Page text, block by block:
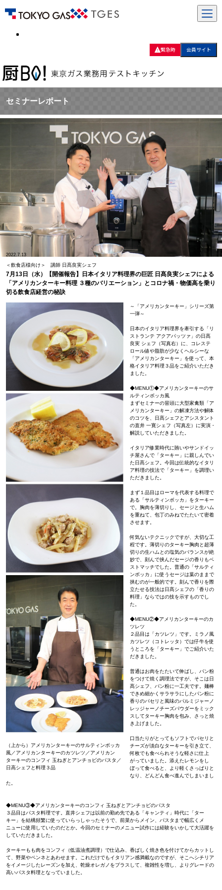
緊急時 会員サイト
セミナーレポート
2022.7.13
＜飲食店様向け＞ 講師 日髙良実シェフ
7月13日（水）【開催報告】日本イタリア料理界の巨匠 日髙良実シェフによる
「アメリカンターキー料理 ３種のバリエーション」とコロナ禍・物価高を乗り
切る飲食店経営の秘訣
（上から）アメリカンターキーのサルティンボッカ
風／アメリカンターキーのカツレツ／アメリカン
ターキーのコンフィ 玉ねぎとアンチョビのパスタ／
日高シェフと料理３品
～「アメリカンターキー」シリーズ第
一弾～
日本のイタリア料理界を牽引する「リ
ストランテ アクアパッツァ」の日髙
良実 シェフ（写真右）に、コレステ
ロール値や脂肪が少なくヘルシーな
「アメリカンターキー」を使って、本
格イタリア料理３品をご紹介いただき
ました。
◆MENU①◆アメリカンターキーのサ
ルティンボッカ風
まずセミナーの冒頭に大型家禽類「ア
メリカンターキー」の解凍方法や解体
のコツを、日髙シェフとアシスタント
の直井 一寛シェフ（写真左）に実演・
解説していただきました。
イタリア修業時代に賄いやサンドイッ
チ屋さんで「ターキー」に親しんでい
た日髙シェフ。今回は伝統的なイタリ
ア料理の技法で「ターキー」を調理い
ただきました。
まず１品目はローマを代表する料理で
ある「サルティンボッカ」をターキー
で。胸肉を薄切りし、セージと生ハム
を重ねて、包丁のみねでたたいて密着
させます。
何気ないテクニックですが、大切な工
程です。薄切りのターキー胸肉と超薄
切りの生ハムとの塩気のバランスが絶
妙で、刻んで挟んだセージの香りもベ
ストマッチでした。普通の「サルティ
ンボッカ」に使うセージは葉のままで
挟むのが一般的です。刻んで香りを際
立たせる技法は日髙シェフの「香りの
料理」ならではの技を示すものでし
た。
◆MENU②◆アメリカンターキーのカ
ツレツ
２品目は「カツレツ」です。ミラノ風
カツレツ（コトレッタ）では仔牛を使
うところを「ターキー」でご紹介いた
だきました。
普通はお肉をたたいて伸ばし、パン粉
をつけて焼く調理法ですが、そこは日
髙シェフ、パン粉に一工夫です。麺棒
できめ細かくサラサラにしたパン粉に
香りのパセリと風味のパルミジャーノ
レッジャーノチーズパウダーをミック
スしてターキー胸肉を包み、さっと焼
き上げました。
口当たりがとってもソフトでパセリと
チーズが淡白なターキーを引き立て、
何枚でも食べられそうな軽さに仕上
がっていました。添えたレモンをし
ぼって食べると、より軽くさっぱりと
なり、どんどん食べ進んでしまいまし
た。
◆MENU③◆アメリカンターキーのコンフィ 玉ねぎとアンチョビのパスタ
３品目はパスタ料理です。直井シェフは以前の勤め先である「キャンティ」時代に「ター
キー」を結構頻繁に使っていらっしゃったそうで、前菜からメイン、パスタまで幅広くメ
ニューに使用していたのだとか。今回のセミナーのメニュー試作には経験をいかして大活躍を
していただきました。
ターキーもも肉をコンフィ（低温油煮調理）で仕込み、香ばしく焼き色を付けてからカットし
て、野菜やペンネとあわせます。これだけでもイタリアン感満載なのですが、そこへシチリア
をイメージしたレーズンを加え、乾燥オレガノをプラスして、複雑性を増し、よりグレードの
高いパスタ料理となっていました。